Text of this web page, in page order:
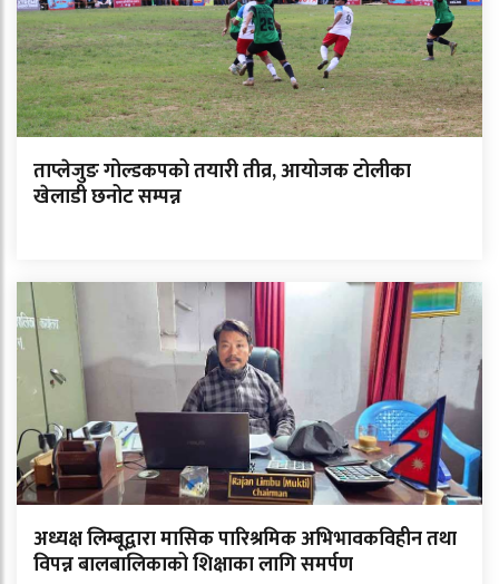
ताप्लेजुङ गोल्डकपको तयारी तीव्र, आयोजक टोलीका
खेलाडी छनोट सम्पन्न
अध्यक्ष लिम्बूद्वारा मासिक पारिश्रमिक अभिभावकविहीन तथा
विपन्न बालबालिकाको शिक्षाका लागि समर्पण